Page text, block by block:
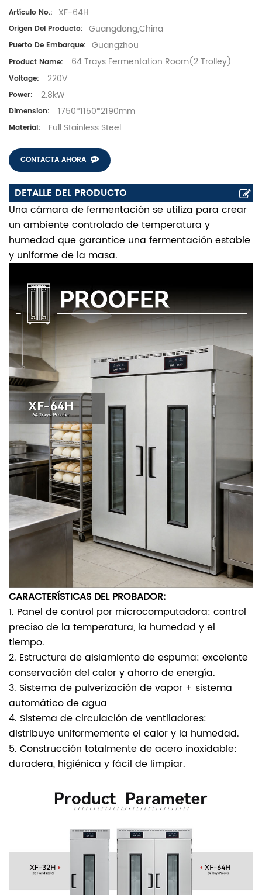
Artículo No.: XF-64H
Origen Del Producto: Guangdong,China
Puerto De Embarque: Guangzhou
Product Name: 64 Trays Fermentation Room(2 Trolley)
Voltage: 220V
Power: 2.8kW
Dimension: 1750*1150*2190mm
Material: Full Stainless Steel
CONTACTA AHORA
DETALLE DEL PRODUCTO
Una cámara de fermentación se utiliza para crear
un ambiente controlado de temperatura y
humedad que garantice una fermentación estable
y uniforme de la masa.
CARACTERÍSTICAS DEL PROBADOR:
1. Panel de control por microcomputadora: control
preciso de la temperatura, la humedad y el
tiempo.
2. Estructura de aislamiento de espuma: excelente
conservación del calor y ahorro de energía.
3. Sistema de pulverización de vapor + sistema
automático de agua
4. Sistema de circulación de ventiladores:
distribuye uniformemente el calor y la humedad.
5. Construcción totalmente de acero inoxidable:
duradera, higiénica y fácil de limpiar.